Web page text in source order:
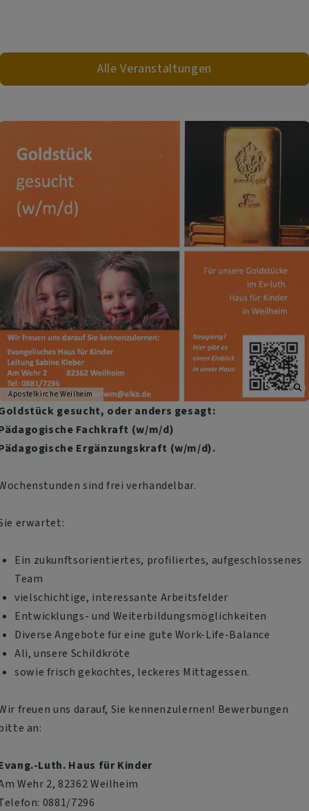
Alle Veranstaltungen
Apostelkirche Weilheim
gesucht, oder anders gesagt:
Fachkraft (w/m/d)
Ergänzungskraft (w/m/d).
sind frei verhandelbar.
erwartet:
Ein zukunftsorientiertes, profiliertes, aufgeschlossenes
Team
vielschichtige, interessante Arbeitsfelder
Entwicklungs- und Weiterbildungsmöglichkeiten
Diverse Angebote für eine gute Work-Life-Balance
Ali, unsere Schildkröte
sowie frisch gekochtes, leckeres Mittagessen.
freuen uns darauf, Sie kennenzulernen! Bewerbungen
an:
Luth. Haus für Kinder
Wehr 2, 82362 Weilheim
0881/7296